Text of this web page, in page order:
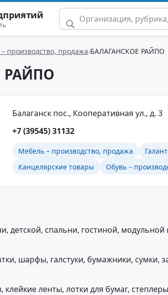
производство, продажа БАЛАГАНСКОЕ РАЙПО
РАЙПО
Балаганск пос., Кооперативная ул., д. 3
+7 (39545) 31132
Мебель – производство, продажа
Канцелярские товары
Обувь –
детской, спальни, гостиной, модульной
шарфы, галстуки, бумажники, сумки,
ленты, лотки для бумаг,